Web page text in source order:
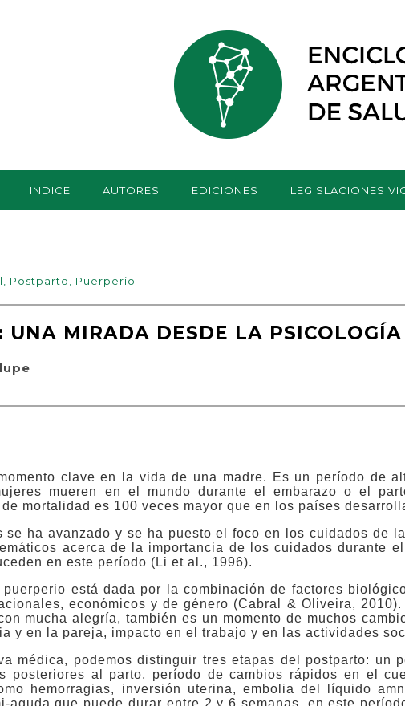
INDICE AUTORES EDICIONES LEGISLACIONES
Postparto Puerperio
UNA MIRADA DESDE LA
clave en la vida de una madre. Es un período de
mueren en el mundo durante el embarazo o el
mortalidad es 100 veces mayor que en los países
se ha avanzado y se ha puesto el foco en los cuidados de
acerca de la importancia de los cuidados durante
en este período (Li et al., 1996).
está dada por la combinación de factores
económicos y de género (Cabral & Oliveira,
mucha alegría, también es un momento de muchos
y en la pareja, impacto en el trabajo y en las actividades
médica, podemos distinguir tres etapas del postparto: un
posteriores al parto, período de cambios rápidos en el
hemorragias, inversión uterina, embolia del líquido
aguda que puede durar entre 2 y 6 semanas, en este